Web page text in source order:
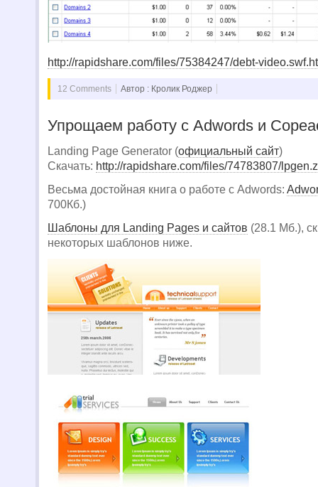
http://rapidshare.com/files/75384247/debt-
12 Comments Автор : Кролик Роджер
Упрощаем работу с Adwords и
Landing Page Generator (официальный сайт)
Скачать: http://rapidshare.com/files/74783807/
Весьма достойная книга о работе с Adwords:
700Кб.)
Шаблоны для Landing Pages и сайтов (28.1 Мб.),
некоторых шаблонов ниже.